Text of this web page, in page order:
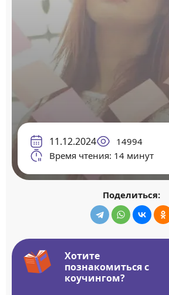
11.12.2024
14994
Время чтения: 14 минут
Поделиться:
Хотите
познакомиться с
коучингом?